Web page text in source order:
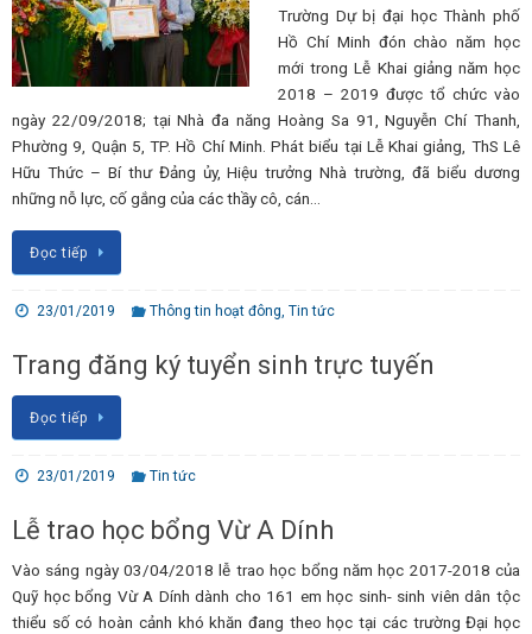
Trường Dự bị đại học Thành phố
Hồ Chí Minh đón chào năm học
mới trong Lễ Khai giảng năm học
2018 – 2019 được tổ chức vào
ngày 22/09/2018; tại Nhà đa năng Hoàng Sa 91, Nguyễn Chí Thanh,
Phường 9, Quận 5, TP. Hồ Chí Minh. Phát biểu tại Lễ Khai giảng, ThS Lê
Hữu Thức – Bí thư Đảng ủy, Hiệu trưởng Nhà trường, đã biểu dương
những nỗ lực, cố gắng của các thầy cô, cán…
Đọc tiếp
23/01/2019 Thông tin hoạt đông,Tin tức
Trang đăng ký tuyển sinh trực tuyến
Đọc tiếp
23/01/2019 Tin tức
Lễ trao học bổng Vừ A Dính
Vào sáng ngày 03/04/2018 lễ trao học bổng năm học 2017-2018 của
Quỹ học bổng Vừ A Dính dành cho 161 em học sinh- sinh viên dân tộc
thiểu số có hoàn cảnh khó khăn đang theo học tại các trường Đại học